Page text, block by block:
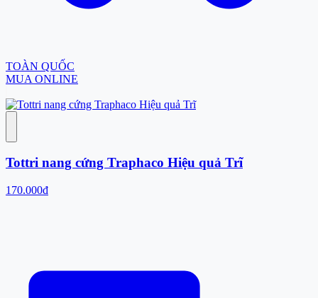
TOÀN QUỐC
MUA ONLINE
Tottri nang cứng Traphaco Hiệu quả Trĩ
170.000đ